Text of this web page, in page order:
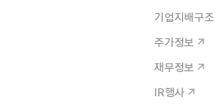
기업지배구조
주가정보
재무정보
IR행사